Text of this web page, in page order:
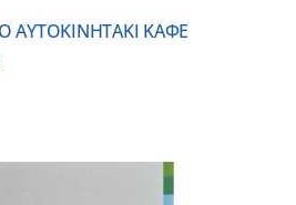
AYTOKINHTAKI ΚΑΦΕ